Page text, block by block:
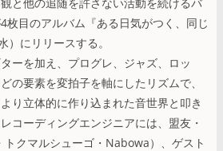
枚目のアルバム『ある日気がつく、同じ
にリリースする。
ーを加え、プログレ、ジャズ、ロッ
の要素を変拍子を軸にしたリズムで、
り立体的に作り込まれた音世界と叩き
コーディングエンジニアには、盟友・
トクマルシューゴ・Nabowa）、ゲスト